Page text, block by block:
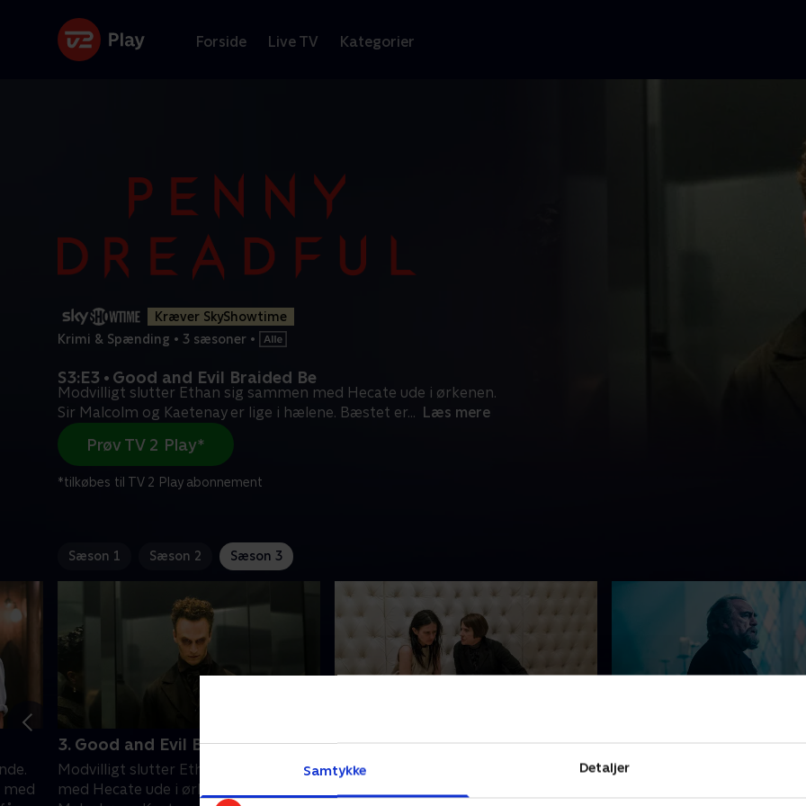
Samtykke Detaljer
Forside Live TV Kategorier
Kræver SkyShowtime
Krimi & Spænding • 3 sæsoner •
S3:E3 • Good and Evil Braided Be
Modvilligt slutter Ethan sig sammen med Hecate ude i ørkenen.
Sir Malcolm og Kaetenay er lige i hælene. Bæstet er... Læs mere
Prøv TV 2 Play*
*tilkøbes til TV 2 Play abonnement
Sæson 1 Sæson 2 Sæson 3
3. Good and Evil Braided Be
Modvilligt slutter Ethan sig sammen
med Hecate ude i ørkenen. Sir
4. A Blade of Grass
Da Vanessa får en ledetråd til en
Hecate og Ethan kæmper